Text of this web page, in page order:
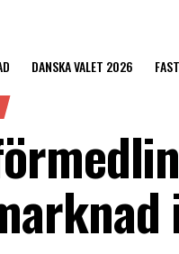
DANSKA VALET 2026